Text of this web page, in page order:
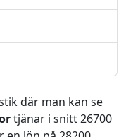
där man kan se
tjänar i snitt 26700